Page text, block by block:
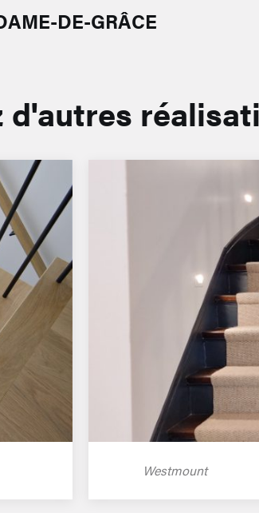
DE-GRÂCE
d'autres
Westmount